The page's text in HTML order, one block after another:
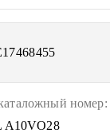
номер:
A10VO28